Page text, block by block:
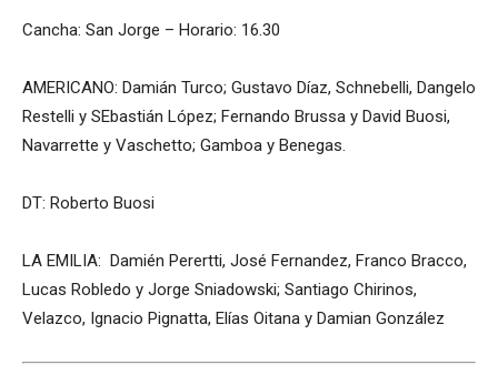
Cancha: San Jorge – Horario: 16.30
AMERICANO: Damián Turco; Gustavo Díaz, Schnebelli, Dangelo
Restelli y SEbastián López; Fernando Brussa y David Buosi,
Navarrette y Vaschetto; Gamboa y Benegas.
DT: Roberto Buosi
LA EMILIA: Damién Perertti, José Fernandez, Franco Bracco,
Lucas Robledo y Jorge Sniadowski; Santiago Chirinos,
Velazco, Ignacio Pignatta, Elías Oitana y Damian González